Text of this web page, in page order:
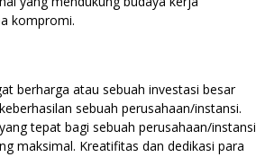
kompromi.
berharga atau sebuah investasi besar
sebuah perusahaan/instansi.
tepat bagi sebuah perusahaan/instansi
maksimal. Kreatifitas dan dedikasi para